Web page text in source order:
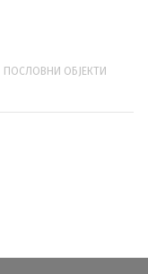
ПОСЛОВНИ ОБЈЕКТИ